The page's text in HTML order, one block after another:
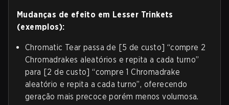
Mudanças de efeito em Lesser Trinkets
(exemplos):
Chromatic Tear passa de [5 de custo] “compre 2
Chromadrakes aleatórios e repita a cada turno”
para [2 de custo] “compre 1 Chromadrake
aleatório e repita a cada turno”, oferecendo
geração mais precoce porém menos volumosa.